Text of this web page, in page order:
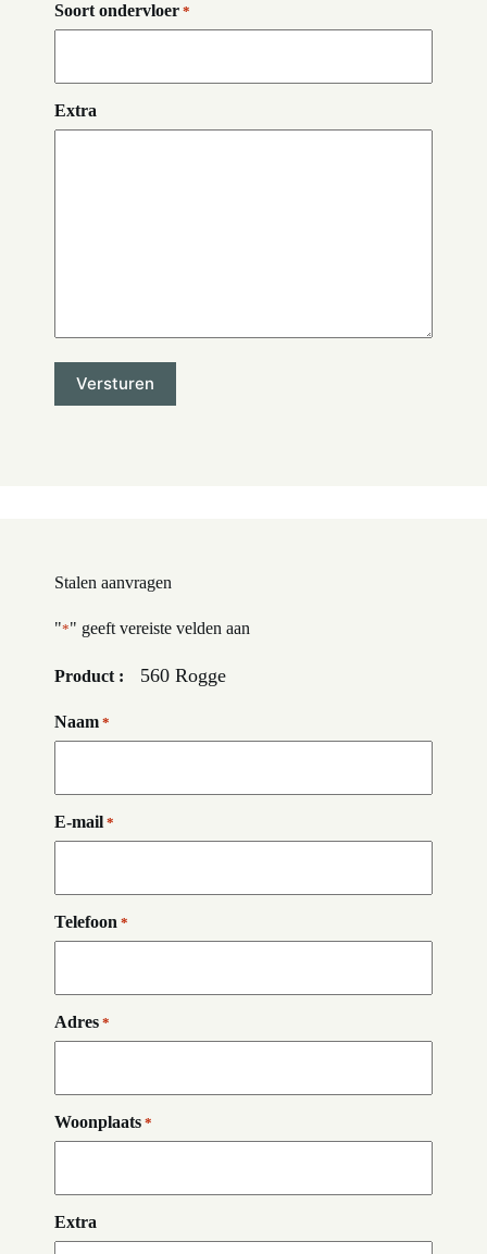
Soort ondervloer *
Extra
Stalen aanvragen
"*" geeft vereiste velden aan
Product : 560 Rogge
Naam *
E-mail *
Telefoon *
Adres *
Woonplaats *
Extra